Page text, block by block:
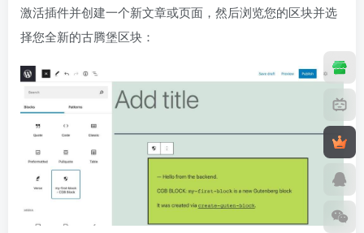
激活插件并创建一个新文章或页面，然后浏览您的区块并选
择您全新的古腾堡区块：